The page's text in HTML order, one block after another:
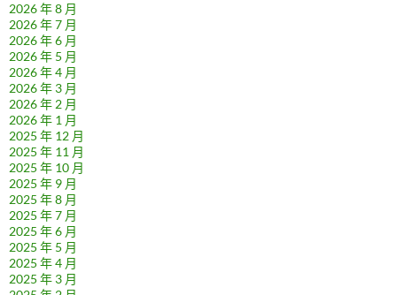
2026 年 8 月
2026 年 7 月
2026 年 6 月
2026 年 5 月
2026 年 4 月
2026 年 3 月
2026 年 2 月
2026 年 1 月
2025 年 12 月
2025 年 11 月
2025 年 10 月
2025 年 9 月
2025 年 8 月
2025 年 7 月
2025 年 6 月
2025 年 5 月
2025 年 4 月
2025 年 3 月